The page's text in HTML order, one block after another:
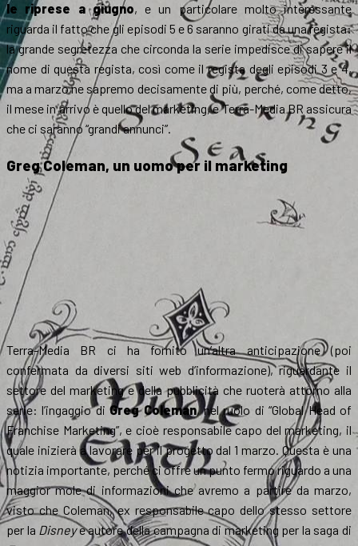
le riprese a giugno, e un particolare molto interessante
riguarda il fatto che gli episodi 5 e 6 saranno girati da una regista:
la grande segretezza che circonda la serie impedisce di sapere il
nome di questa regista, così come il regista degli episodi 3 e 4,
ma a marzo ne sapremo decisamente di più, perché, come detto,
il mese in arrivo è quello del marketing, e Terra-Media BR assicura
che ci saranno “grandi annunci”.
Greg Coleman, un uomo per il marketing
Terra-Media BR ci ha fornito un’altra anticipazione (poi
confermata da diversi siti web d’informazione), riguardante il
settore del marketing e della pubblicità che ruoterà attorno alla
serie: l’ingaggio diGreg Coleman, nel ruolo di “Global Head of
Franchise Marketing”, e cioè responsabile capo del marketing, il
quale inizierà a lavorare per il progetto dal 1 marzo. Questa è una
notizia importante, perché ci offre un punto fermo riguardo a una
maggior mole di informazioni che avremo a partire da marzo,
visto che Coleman, ex responsabile capo dello stesso settore
per la Disneye autore della campagna di marketing per la saga di